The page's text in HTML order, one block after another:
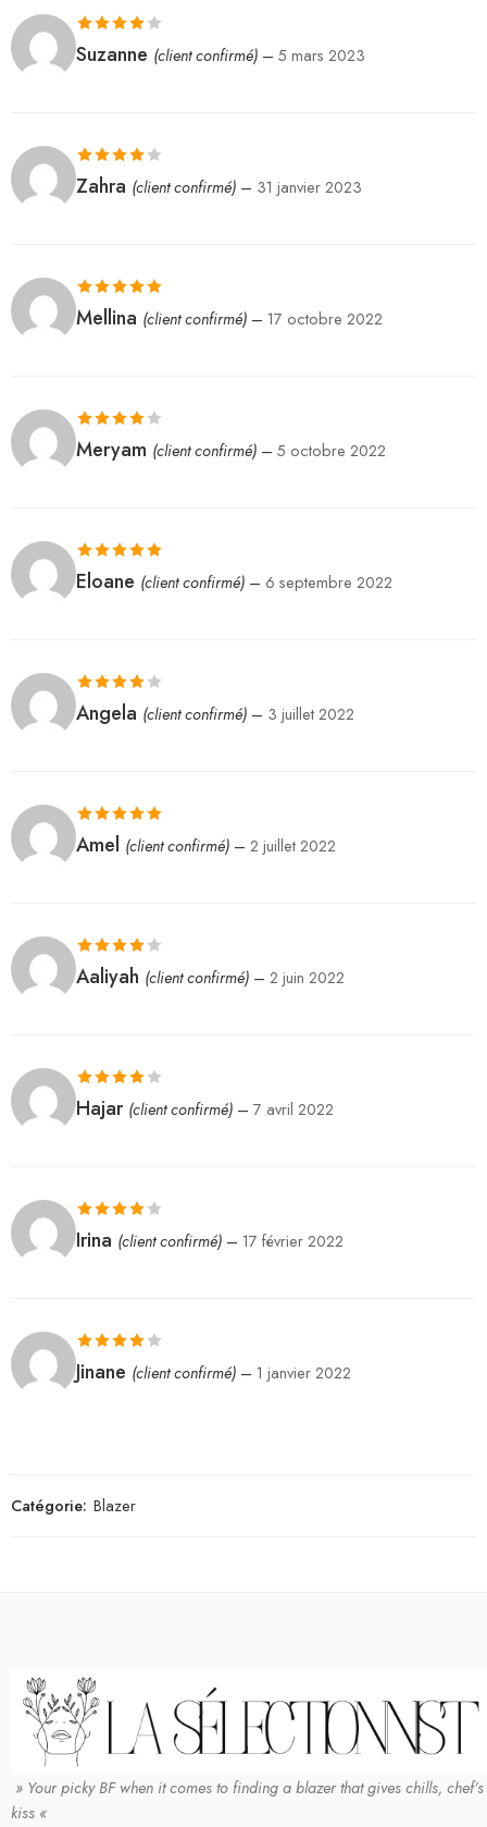
Note4
Suzanne (client confirmé) – 5 mars 2023
Note4
Zahra (client confirmé) – 31 janvier 2023
Note5sur 5
Mellina (client confirmé) – 17 octobre 2022
Note4
Meryam (client confirmé) – 5 octobre 2022
Note5sur 5
Eloane (client confirmé) – 6 septembre 2022
Note4
Angela (client confirmé) – 3 juillet 2022
Note5 sur 5
Amel (client confirmé) – 2 juillet 2022
Note4
Aaliyah (client confirmé) – 2 juin 2022
Note4
Hajar (client confirmé) – 7 avril 2022
Note 4
Irina (client confirmé) – 17 février 2022
Note4
Jinane (client confirmé) – 1 janvier 2022
Catégorie: Blazer
» Your picky BF when it comes to finding a blazer that gives chills, chef’s
kiss «